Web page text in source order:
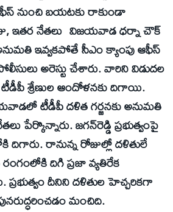
నుంచి బయటకు రాకుండా
రాజు, ఇతర నేతలు విజయవాడ ధర్నా చౌక్‌
ఇవ్వకపోతే సీఎం క్యాంపు ఆఫీస్‌
అరెస్టు చేశారు. వారిని విడుదల
శ్రేణుల ఆందోళనకు దిగాయి.
టీడీపీ దళిత గర్జనకు అనుమతి
పేర్కొన్నారు. జగన్‌రెడ్డి ప్రభుత్వంపై
దిగారు. రానున్న రోజుల్లో దళితులే
రంగంలోకి దిగి ప్రజా వ్యతిరేక
దీనిని దళితుల హెచ్చరికగా
మంచిది.